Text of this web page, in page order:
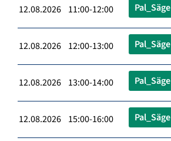
12.08.2026 11:00-12:00 Pal_Säge
12.08.2026 12:00-13:00 Pal_Säge
12.08.2026 13:00-14:00 Pal_Säge
12.08.2026 15:00-16:00 Pal_Säge